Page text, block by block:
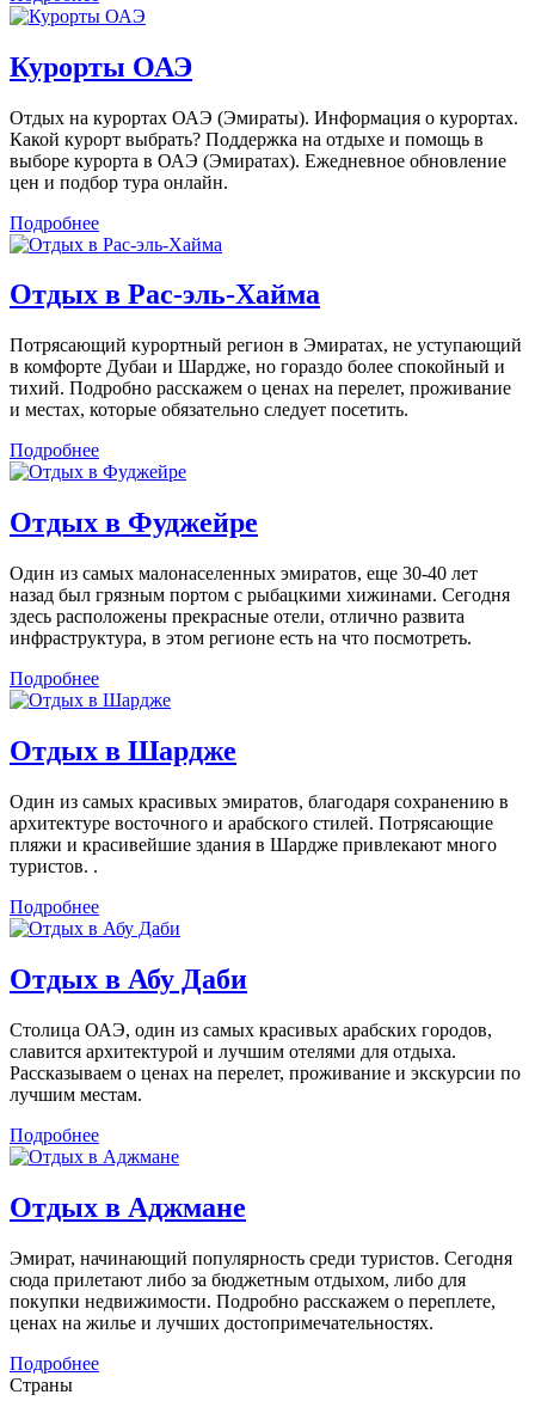
Курорты ОАЭ
Отдых на курортах ОАЭ (Эмираты). Информация о курортах.
Какой курорт выбрать? Поддержка на отдыхе и помощь в
выборе курорта в ОАЭ (Эмиратах). Ежедневное обновление
цен и подбор тура онлайн.
Подробнее
Отдых в Рас-эль-Хайма
Потрясающий курортный регион в Эмиратах, не уступающий
в комфорте Дубаи и Шардже, но гораздо более спокойный и
тихий. Подробно расскажем о ценах на перелет, проживание
и местах, которые обязательно следует посетить.
Подробнее
Отдых в Фуджейре
Один из самых малонаселенных эмиратов, еще 30-40 лет
назад был грязным портом с рыбацкими хижинами. Сегодня
здесь расположены прекрасные отели, отлично развита
инфраструктура, в этом регионе есть на что посмотреть.
Подробнее
Отдых в Шардже
Один из самых красивых эмиратов, благодаря сохранению в
архитектуре восточного и арабского стилей. Потрясающие
пляжи и красивейшие здания в Шардже привлекают много
туристов. .
Подробнее
Отдых в Абу Даби
Столица ОАЭ, один из самых красивых арабских городов,
славится архитектурой и лучшим отелями для отдыха.
Рассказываем о ценах на перелет, проживание и экскурсии по
лучшим местам.
Подробнее
Отдых в Аджмане
Эмират, начинающий популярность среди туристов. Сегодня
сюда прилетают либо за бюджетным отдыхом, либо для
покупки недвижимости. Подробно расскажем о переплете,
ценах на жилье и лучших достопримечательностях.
Подробнее
Страны